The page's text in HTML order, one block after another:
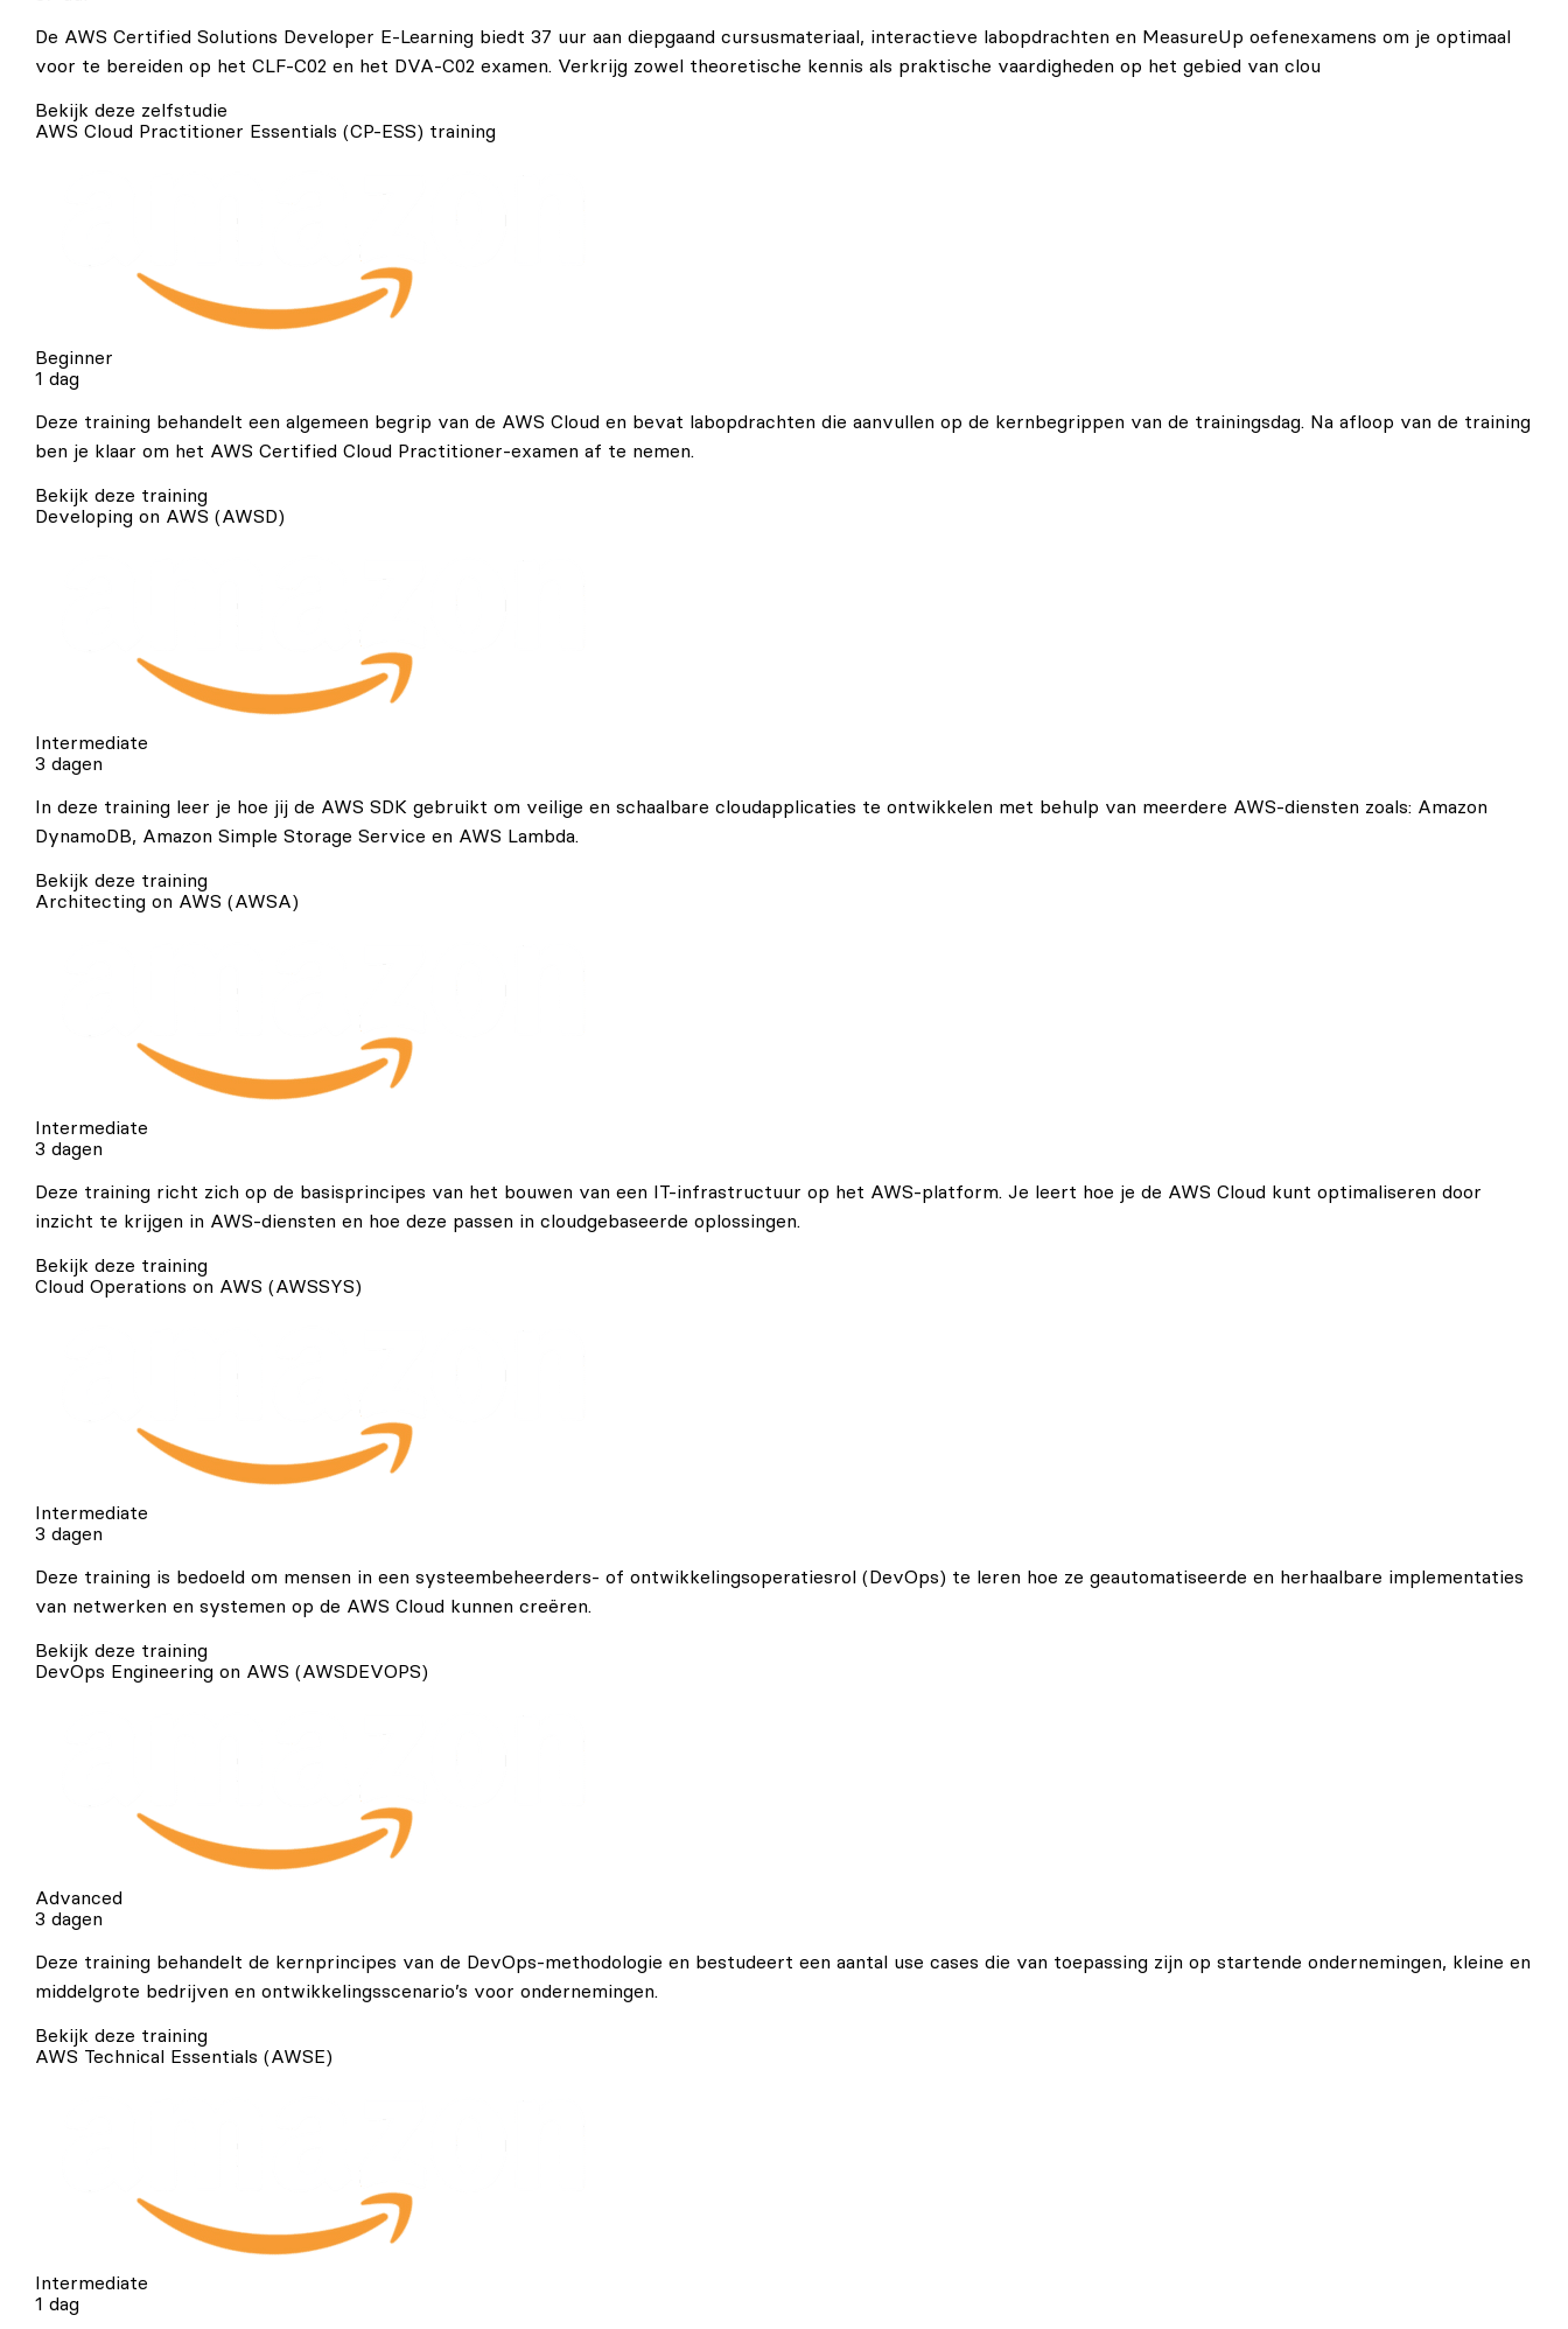
De AWS Certified Solutions Developer E-Learning biedt 37 uur aan diepgaand cursusmateriaal, interactieve labopdrachten en MeasureUp oefenexamens om je optimaal
voor te bereiden op het CLF-C02 en het DVA-C02 examen. Verkrijg zowel theoretische kennis als praktische vaardigheden op het gebied van clou
Bekijk deze zelfstudie
AWS Cloud Practitioner Essentials (CP-ESS) training
Beginner
1 dag
Deze training behandelt een algemeen begrip van de AWS Cloud en bevat labopdrachten die aanvullen op de kernbegrippen van de trainingsdag. Na afloop van de training
ben je klaar om het AWS Certified Cloud Practitioner-examen af te nemen.
Bekijk deze training
Developing on AWS (AWSD)
Intermediate
3 dagen
In deze training leer je hoe jij de AWS SDK gebruikt om veilige en schaalbare cloudapplicaties te ontwikkelen met behulp van meerdere AWS-diensten zoals: Amazon
DynamoDB, Amazon Simple Storage Service en AWS Lambda.
Bekijk deze training
Architecting on AWS (AWSA)
Intermediate
3 dagen
Deze training richt zich op de basisprincipes van het bouwen van een IT-infrastructuur op het AWS-platform. Je leert hoe je de AWS Cloud kunt optimaliseren door
inzicht te krijgen in AWS-diensten en hoe deze passen in cloudgebaseerde oplossingen.
Bekijk deze training
Cloud Operations on AWS (AWSSYS)
Intermediate
3 dagen
Deze training is bedoeld om mensen in een systeembeheerders- of ontwikkelingsoperatiesrol (DevOps) te leren hoe ze geautomatiseerde en herhaalbare implementaties
van netwerken en systemen op de AWS Cloud kunnen creëren.
Bekijk deze training
DevOps Engineering on AWS (AWSDEVOPS)
Advanced
3 dagen
Deze training behandelt de kernprincipes van de DevOps-methodologie en bestudeert een aantal use cases die van toepassing zijn op startende ondernemingen, kleine en
middelgrote bedrijven en ontwikkelingsscenario’s voor ondernemingen.
Bekijk deze training
AWS Technical Essentials (AWSE)
Intermediate
1 dag